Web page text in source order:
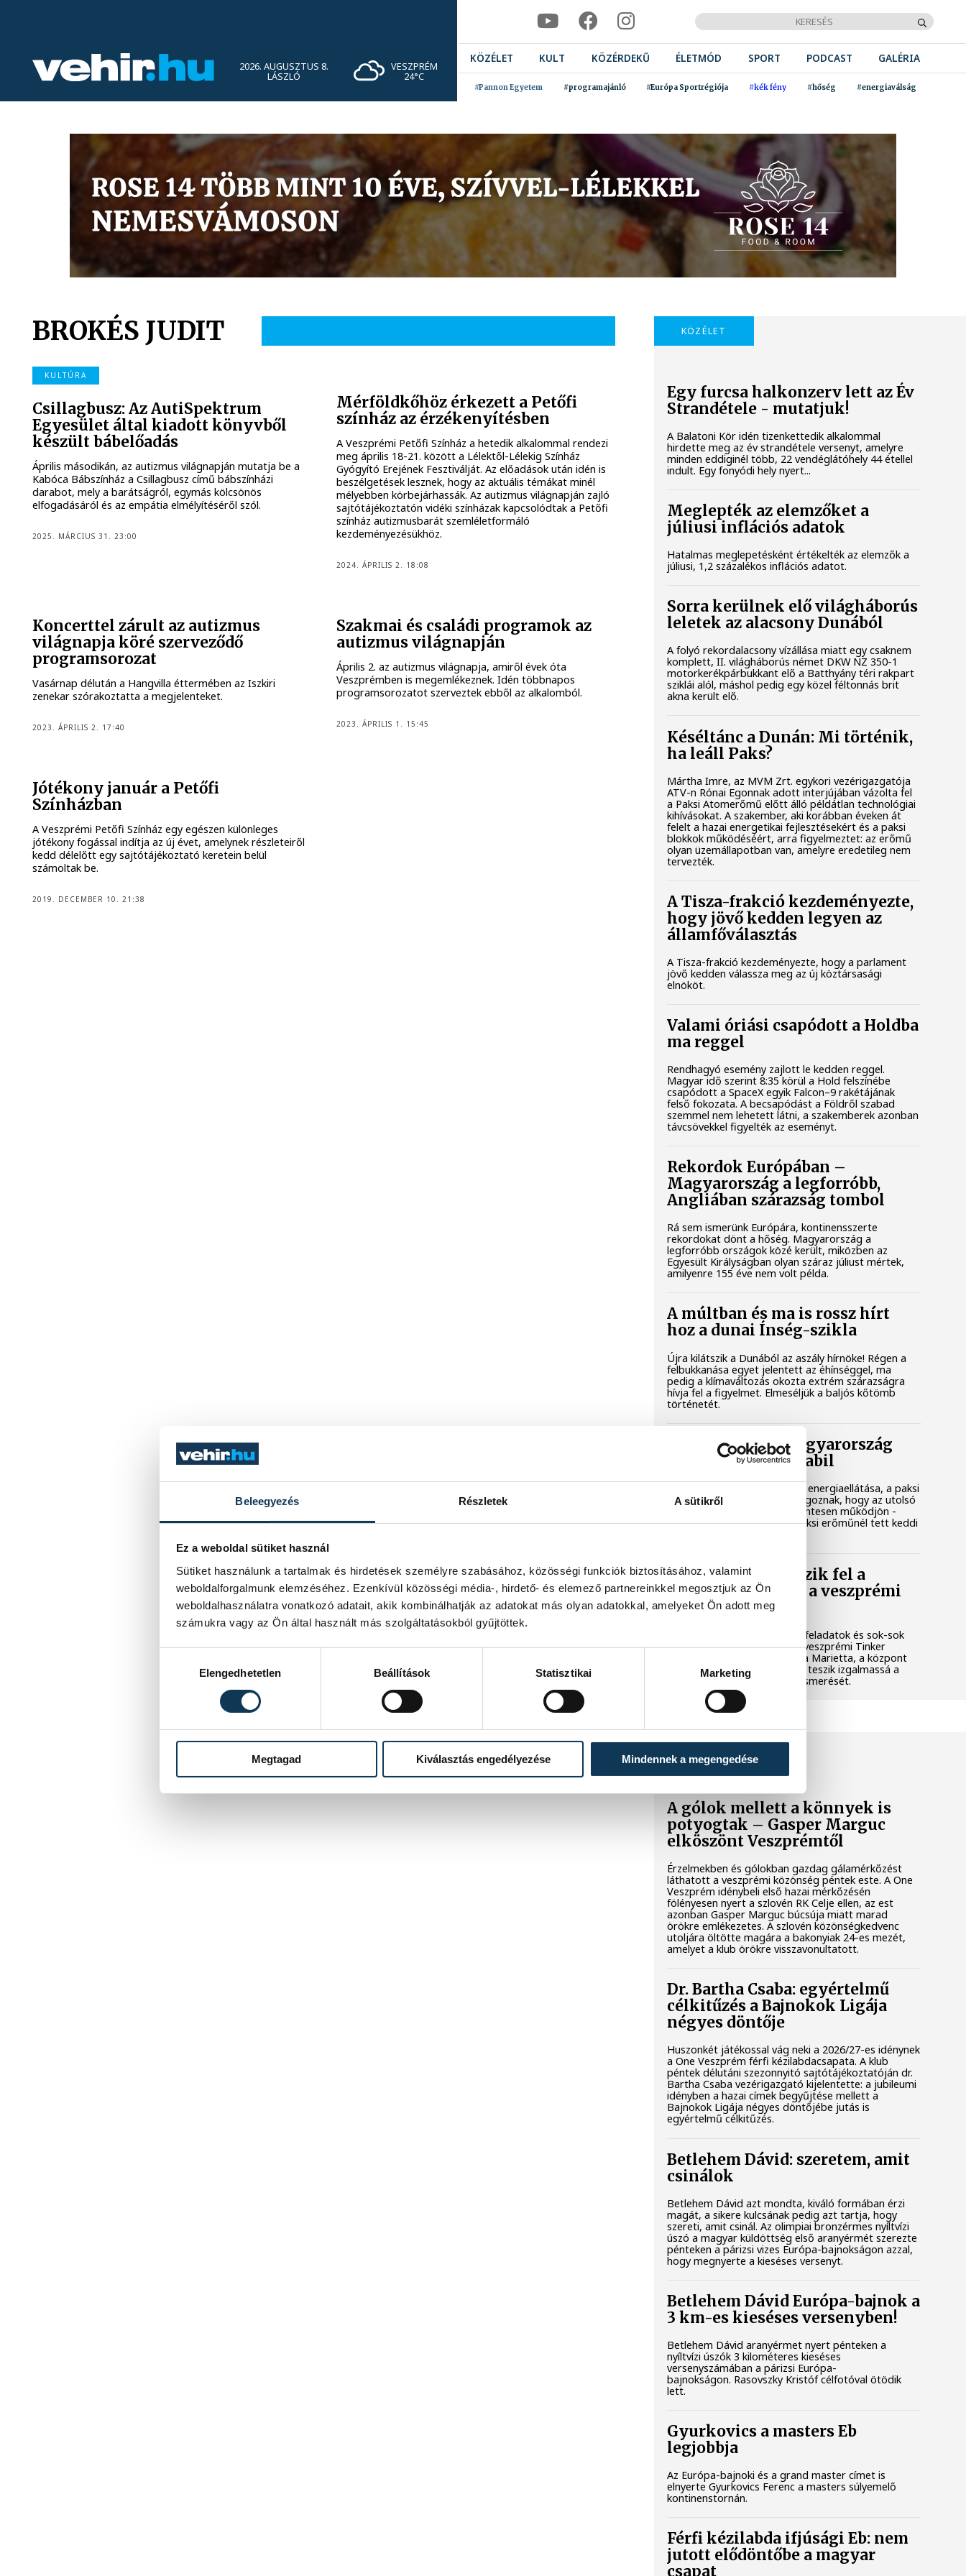
Beleegyezés Részletek A sütikről
Ez a weboldal sütiket használ
Sütiket használunk a tartalmak és hirdetések személyre szabásához, közösségi funkciók biztosításához, valamint
weboldalforgalmunk elemzéséhez. Ezenkívül közösségi média-, hirdető- és elemező partnereinkkel megosztjuk az Ön
weboldalhasználatra vonatkozó adatait, akik kombinálhatják az adatokat más olyan adatokkal, amelyeket Ön adott meg
számukra vagy az Ön által használt más szolgáltatásokból gyűjtöttek.
Elengedhetetlen
Beállítások Statisztikai Marketing
Megtagad Kiválasztás engedélyezése Mindennek a megengedése
2026. AUGUSZTUS 8.
LÁSZLÓ
VESZPRÉM
24°C
KÖZÉLET KULT KÖZÉRDEKŰ ÉLETMÓD SPORT PODCAST GALÉRIA
#Pannon Egyetem #programajánló #Európa Sportrégiója #kék fény #hőség #energiaválság
BROKÉS JUDIT
KULTÚRA
Csillagbusz: Az AutiSpektrum
Egyesület által kiadott könyvből
készült bábelőadás
Április másodikán, az autizmus világnapján mutatja be a
Kabóca Bábszínház a Csillagbusz című bábszínházi
darabot, mely a barátságról, egymás kölcsönös
elfogadásáról és az empátia elmélyítéséről szól.
2025. MÁRCIUS 31. 23:00
Mérföldkőhöz érkezett a Petőfi
színház az érzékenyítésben
A Veszprémi Petőfi Színház a hetedik alkalommal rendezi
meg április 18-21. között a Lélektől-Lélekig Színház
Gyógyító Erejének Fesztiválját. Az előadások után idén is
beszélgetések lesznek, hogy az aktuális témákat minél
mélyebben körbejárhassák. Az autizmus világnapján zajló
sajtótájékoztatón vidéki színházak kapcsolódtak a Petőfi
színház autizmusbarát szemléletformáló
kezdeményezésükhöz.
2024. ÁPRILIS 2. 18:08
Koncerttel zárult az autizmus
világnapja köré szerveződő
programsorozat
Vasárnap délután a Hangvilla éttermében az Iszkiri
zenekar szórakoztatta a megjelenteket.
2023. ÁPRILIS 2. 17:40
Szakmai és családi programok az
autizmus világnapján
Április 2. az autizmus világnapja, amiről évek óta
Veszprémben is megemlékeznek. Idén többnapos
programsorozatot szerveztek ebből az alkalomból.
2023. ÁPRILIS 1. 15:45
Jótékony január a Petőfi
Színházban
A Veszprémi Petőfi Színház egy egészen különleges
jótékony fogással indítja az új évet, amelynek részleteiről
kedd délelőtt egy sajtótájékoztató keretein belül
számoltak be.
2019. DECEMBER 10. 21:38
KÖZÉLET
Egy furcsa halkonzerv lett az Év
Strandétele - mutatjuk!
A Balatoni Kör idén tizenkettedik alkalommal
hirdette meg az év strandétele versenyt, amelyre
minden eddiginél több, 22 vendéglátóhely 44 étellel
indult. Egy fonyódi hely nyert...
Meglepték az elemzőket a
júliusi inflációs adatok
Hatalmas meglepetésként értékelték az elemzők a
júliusi, 1,2 százalékos inflációs adatot.
Sorra kerülnek elő világháborús
leletek az alacsony Dunából
A folyó rekordalacsony vízállása miatt egy csaknem
komplett, II. világháborús német DKW NZ 350-1
motorkerékpárbukkant elő a Batthyány téri rakpart
sziklái alól, máshol pedig egy közel féltonnás brit
akna került elő.
Késéltánc a Dunán: Mi történik,
ha leáll Paks?
Mártha Imre, az MVM Zrt. egykori vezérigazgatója
ATV-n Rónai Egonnak adott interjújában vázolta fel
a Paksi Atomerőmű előtt álló példátlan technológiai
kihívásokat. A szakember, aki korábban éveken át
felelt a hazai energetikai fejlesztésekért és a paksi
blokkok működéséért, arra figyelmeztet: az erőmű
olyan üzemállapotban van, amelyre eredetileg nem
tervezték.
A Tisza-frakció kezdeményezte,
hogy jövő kedden legyen az
államfőválasztás
A Tisza-frakció kezdeményezte, hogy a parlament
jövő kedden válassza meg az új köztársasági
elnököt.
Valami óriási csapódott a Holdba
ma reggel
Rendhagyó esemény zajlott le kedden reggel.
Magyar idő szerint 8:35 körül a Hold felszínébe
csapódott a SpaceX egyik Falcon–9 rakétájának
felső fokozata. A becsapódást a Földről szabad
szemmel nem lehetett látni, a szakemberek azonban
távcsövekkel figyelték az eseményt.
Rekordok Európában –
Magyarország a legforróbb,
Angliában szárazság tombol
Rá sem ismerünk Európára, kontinensszerte
rekordokat dönt a hőség. Magyarország a
legforróbb országok közé került, miközben az
Egyesült Királyságban olyan száraz júliust mértek,
amilyenre 155 éve nem volt példa.
A múltban és ma is rossz hírt
hoz a dunai Ínség-szikla
Újra kilátszik a Dunából az aszály hírnöke! Régen a
felbukkanása egyet jelentett az éhínséggel, ma
pedig a klímaváltozás okozta extrém szárazságra
hívja fel a figyelmet. Elmeséljük a baljós kőtömb
történetét.
Magyar Péter: Magyarország
energiaellátása stabil
Jelenleg stabil Magyarország energiaellátása, a paksi
erőmű munkatársai azon dolgoznak, hogy az utolsó
még termelő turbina hibamentesen működjön -
közölte a miniszterelnök a paksi erőműnél tett keddi
Játék közben fedezik fel a
tudomány világát a veszprémi
gyerekek
Látványos kísérletek, kreatív feladatok és sok-sok
élmény várja a gyerekeket a veszprémi Tinker
Labsben. Videónkban Balassa Marietta, a központ
vezetője mutatja be, hogyan teszik izgalmassá a
természettudományok megismerését.
A gólok mellett a könnyek is
potyogtak – Gasper Marguc
elköszönt Veszprémtől
Érzelmekben és gólokban gazdag gálamérkőzést
láthatott a veszprémi közönség péntek este. A One
Veszprém idénybeli első hazai mérkőzésén
fölényesen nyert a szlovén RK Celje ellen, az est
azonban Gasper Marguc búcsúja miatt marad
örökre emlékezetes. A szlovén közönségkedvenc
utoljára öltötte magára a bakonyiak 24-es mezét,
amelyet a klub örökre visszavonultatott.
Dr. Bartha Csaba: egyértelmű
célkitűzés a Bajnokok Ligája
négyes döntője
Huszonkét játékossal vág neki a 2026/27-es idénynek
a One Veszprém férfi kézilabdacsapata. A klub
péntek délutáni szezonnyitó sajtótájékoztatóján dr.
Bartha Csaba vezérigazgató kijelentette: a jubileumi
idényben a hazai címek begyűjtése mellett a
Bajnokok Ligája négyes döntőjébe jutás is
egyértelmű célkitűzés.
Betlehem Dávid: szeretem, amit
csinálok
Betlehem Dávid azt mondta, kiváló formában érzi
magát, a sikere kulcsának pedig azt tartja, hogy
szereti, amit csinál. Az olimpiai bronzérmes nyíltvízi
úszó a magyar küldöttség első aranyérmét szerezte
pénteken a párizsi vizes Európa-bajnokságon azzal,
hogy megnyerte a kieséses versenyt.
Betlehem Dávid Európa-bajnok a
3 km-es kieséses versenyben!
Betlehem Dávid aranyérmet nyert pénteken a
nyíltvízi úszók 3 kilométeres kieséses
versenyszámában a párizsi Európa-
bajnokságon. Rasovszky Kristóf célfotóval ötödik
lett.
Gyurkovics a masters Eb
legjobbja
Az Európa-bajnoki és a grand master címet is
elnyerte Gyurkovics Ferenc a masters súlyemelő
kontinenstornán.
Férfi kézilabda ifjúsági Eb: nem
jutott elődöntőbe a magyar
csapat